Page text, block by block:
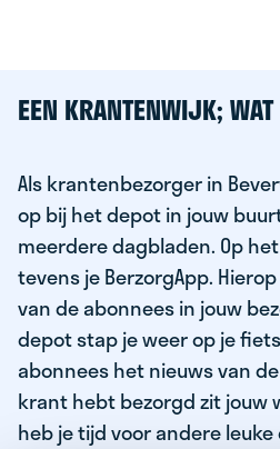
EEN KRANTENWIJK;
Als krantenbezorger in
op bij het depot in jouw
meerdere dagbladen. Op
tevens je BerzorgApp.
van de abonnees in jouw
depot stap je weer op je
abonnees het nieuws van
krant hebt bezorgd zit jouw
heb je tijd voor andere